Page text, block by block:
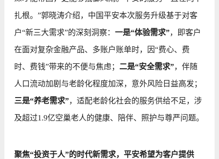
扎根。”郭晓涛介绍，中国平安本次服务升级基于对客
户“新三大需求”的深刻洞察： 一是“体验需求”，即客户
在面对复杂金融产品、多账户账单时，因“费心、费
时、费钱”带来的不便与焦虑； 二是“安全需求”，伴随
人口流动加剧与老龄化程度加深，意外风险日益高发；
三是“养老需求”，适配老龄化社会的服务供给不足，涉
及超过1.9亿空巢老人的健康、陪伴、照护与尊严问题。
聚焦“投资于人”的时代新需求，平安希望为客户提供